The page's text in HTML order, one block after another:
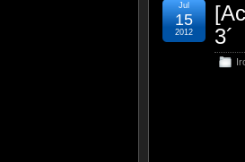
3´
Jul
15
2012